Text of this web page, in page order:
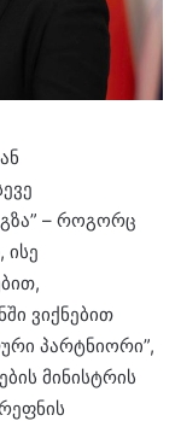
– როგორც
ვიქნებით
პარტნიორი”,
მინისტრის